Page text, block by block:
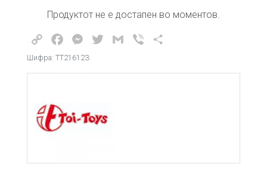
Продуктот не е достапен во моментов.
Copy
Link
FacebookMessenger
TwitterGmail Viber
Шифра: ТТ21612З